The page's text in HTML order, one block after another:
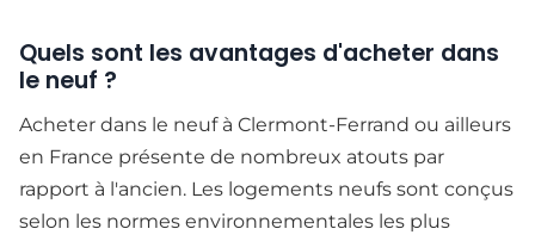
Quels sont les avantages d'acheter dans
le neuf ?
Acheter dans le neuf à Clermont-Ferrand ou ailleurs
en France présente de nombreux atouts par
rapport à l'ancien. Les logements neufs sont conçus
selon les normes environnementales les plus